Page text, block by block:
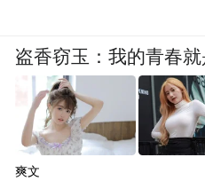
盗香窃玉：我的青春
爽文